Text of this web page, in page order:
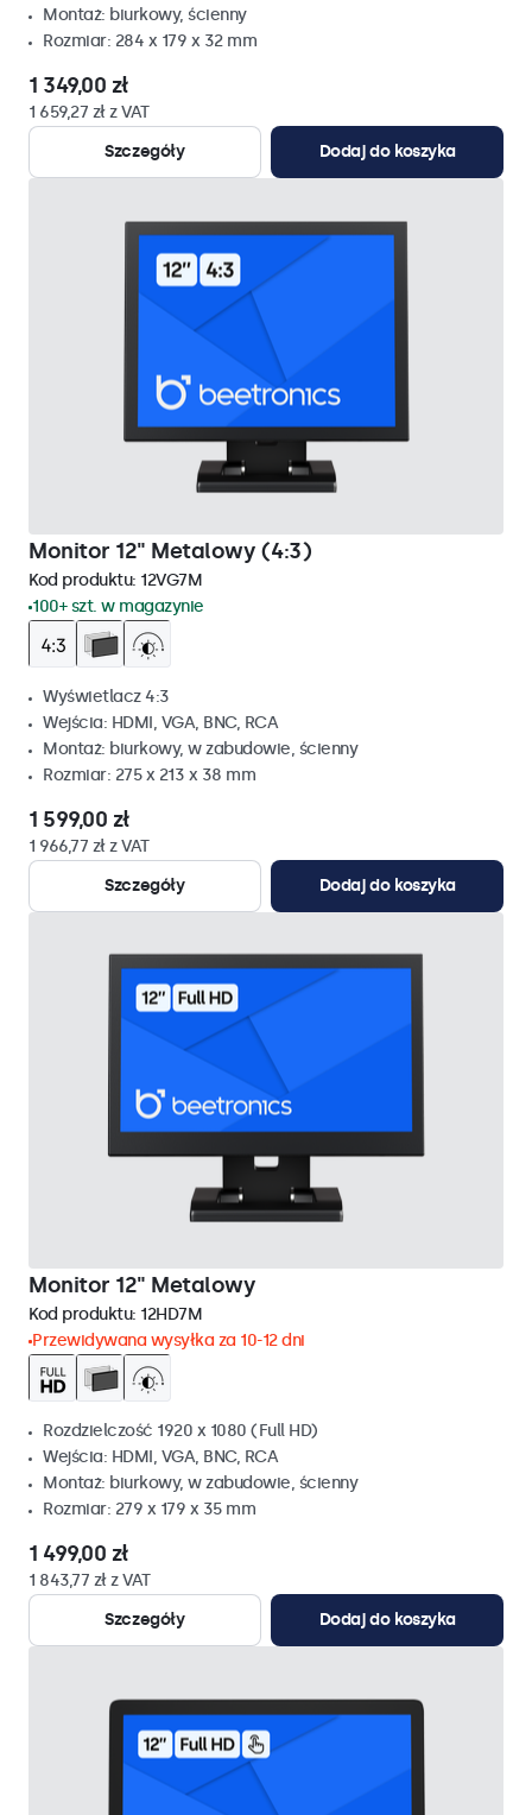
Montaż: biurkowy, ścienny
Rozmiar: 284 x 179 x 32 mm
1 349,00 zł
1 659,27 zł z VAT
Szczegóły
Dodaj do koszyka
Monitor 12" Metalowy (4:3)
Kod produktu: 12VG7M
100+ szt. w magazynie
Wyświetlacz 4:3
Wejścia: HDMI, VGA, BNC, RCA
Montaż: biurkowy, w zabudowie, ścienny
Rozmiar: 275 x 213 x 38 mm
1 599,00 zł
1 966,77 zł z VAT
Szczegóły
Dodaj do koszyka
Monitor 12" Metalowy
Kod produktu: 12HD7M
Przewidywana wysyłka za 10-12 dni
Rozdzielczość 1920 x 1080 (Full HD)
Wejścia: HDMI, VGA, BNC, RCA
Montaż: biurkowy, w zabudowie, ścienny
Rozmiar: 279 x 179 x 35 mm
1 499,00 zł
1 843,77 zł z VAT
Szczegóły
Dodaj do koszyka